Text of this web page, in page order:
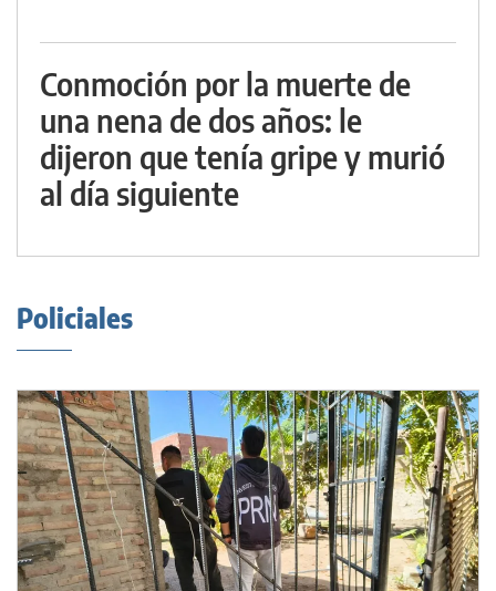
Conmoción por la muerte de
una nena de dos años: le
dijeron que tenía gripe y murió
al día siguiente
Policiales